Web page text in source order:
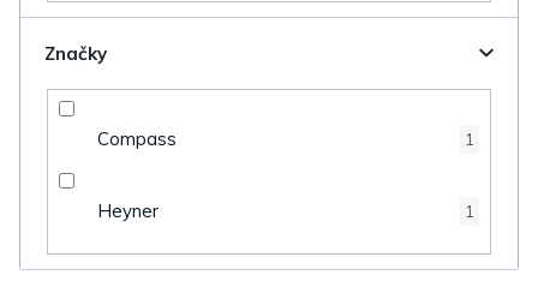
Značky
Compass 1
Heyner 1